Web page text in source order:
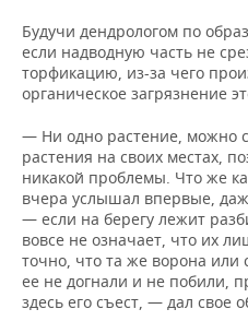
Будучи дендрологом по
если надводную часть не
торфикацию, из-за чего
органическое загрязнение
— Ни одно растение, можно
растения на своих местах,
никакой проблемы. Что же
вчера услышал впервые,
— если на берегу лежит
вовсе не означает, что их
точно, что та же ворона или
ее не догнали и не побили,
здесь его съест, — дал свое